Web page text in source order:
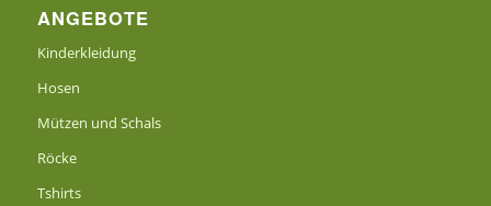
ANGEBOTE
Kinderkleidung
Hosen
Mützen und Schals
Röcke
Tshirts